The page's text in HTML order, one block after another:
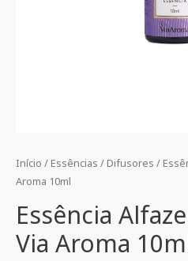
Início / Essências / Difusores /
Aroma 10ml
Essência
Via Aroma